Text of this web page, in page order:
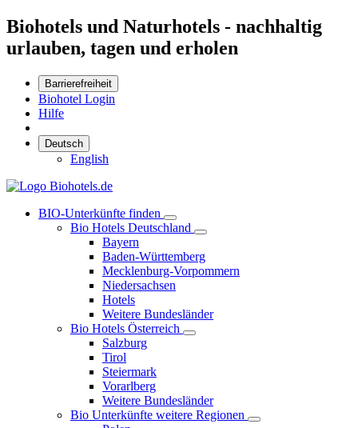
Biohotels und Naturhotels - nachhaltig
urlauben, tagen und erholen
Barrierefreiheit
Biohotel Login
Hilfe
Deutsch
English
BIO-Unterkünfte finden
Bio Hotels Deutschland
Bayern
Baden-Württemberg
Mecklenburg-Vorpommern
Niedersachsen
Hotels
Weitere Bundesländer
Bio Hotels Österreich
Salzburg
Tirol
Steiermark
Vorarlberg
Weitere Bundesländer
Bio Unterkünfte weitere Regionen